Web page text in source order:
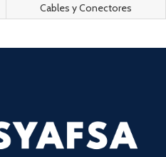
Aceite y Rayos UV, Multifilar 24/7
(Flexible), Color Azul Cerceta,
Cables y Conectores